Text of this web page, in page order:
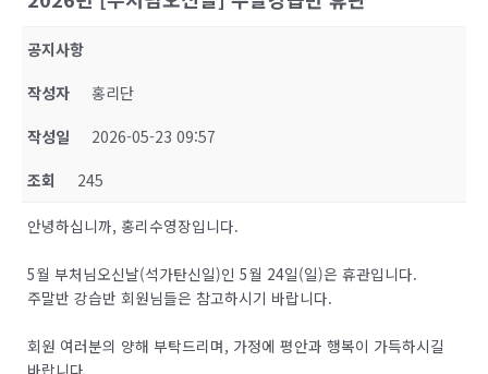
공지사항
작성자
홍리단
작성일
2026-05-23 09:57
조회
245
안녕하십니까, 홍리수영장입니다.
5월 부처님오신날(석가탄신일)인 5월 24일(일)은 휴관입니다.
주말반 강습반 회원님들은 참고하시기 바랍니다.
회원 여러분의 양해 부탁드리며, 가정에 평안과 행복이 가득하시길